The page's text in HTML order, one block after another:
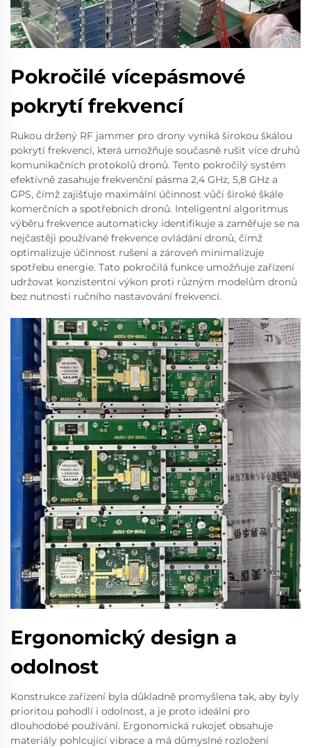
Pokročilé vícepásmové
pokrytí frekvencí
Rukou držený RF jammer pro drony vyniká širokou škálou
pokrytí frekvencí, která umožňuje současně rušit více druhů
komunikačních protokolů dronů. Tento pokročilý systém
efektivně zasahuje frekvenční pásma 2,4 GHz, 5,8 GHz a
GPS, čímž zajišťuje maximální účinnost vůči široké škále
komerčních a spotřebních dronů. Inteligentní algoritmus
výběru frekvence automaticky identifikuje a zaměřuje se na
nejčastěji používané frekvence ovládání dronů, čímž
optimalizuje účinnost rušení a zároveň minimalizuje
spotřebu energie. Tato pokročilá funkce umožňuje zařízení
udržovat konzistentní výkon proti různým modelům dronů
bez nutnosti ručního nastavování frekvencí.
Ergonomický design a
odolnost
Konstrukce zařízení byla důkladně promyšlena tak, aby byly
prioritou pohodlí i odolnost, a je proto ideální pro
dlouhodobé používání. Ergonomická rukojeť obsahuje
materiály pohlcující vibrace a má důmyslné rozložení